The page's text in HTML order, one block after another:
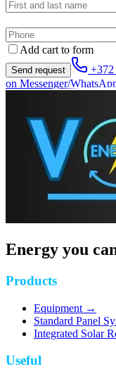
Add cart to form
Send request +372
on Messenger/
Energy you
Products
Equipment →
Standard Panel
Integrated Solar
Useful